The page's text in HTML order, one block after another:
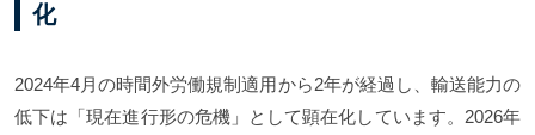
化
2024年4月の時間外労働規制適用から2年が経過し、輸送能力の
低下は「現在進行形の危機」として顕在化しています。2026年